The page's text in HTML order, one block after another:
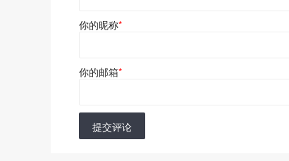
你的昵称*
你的邮箱*
提交评论